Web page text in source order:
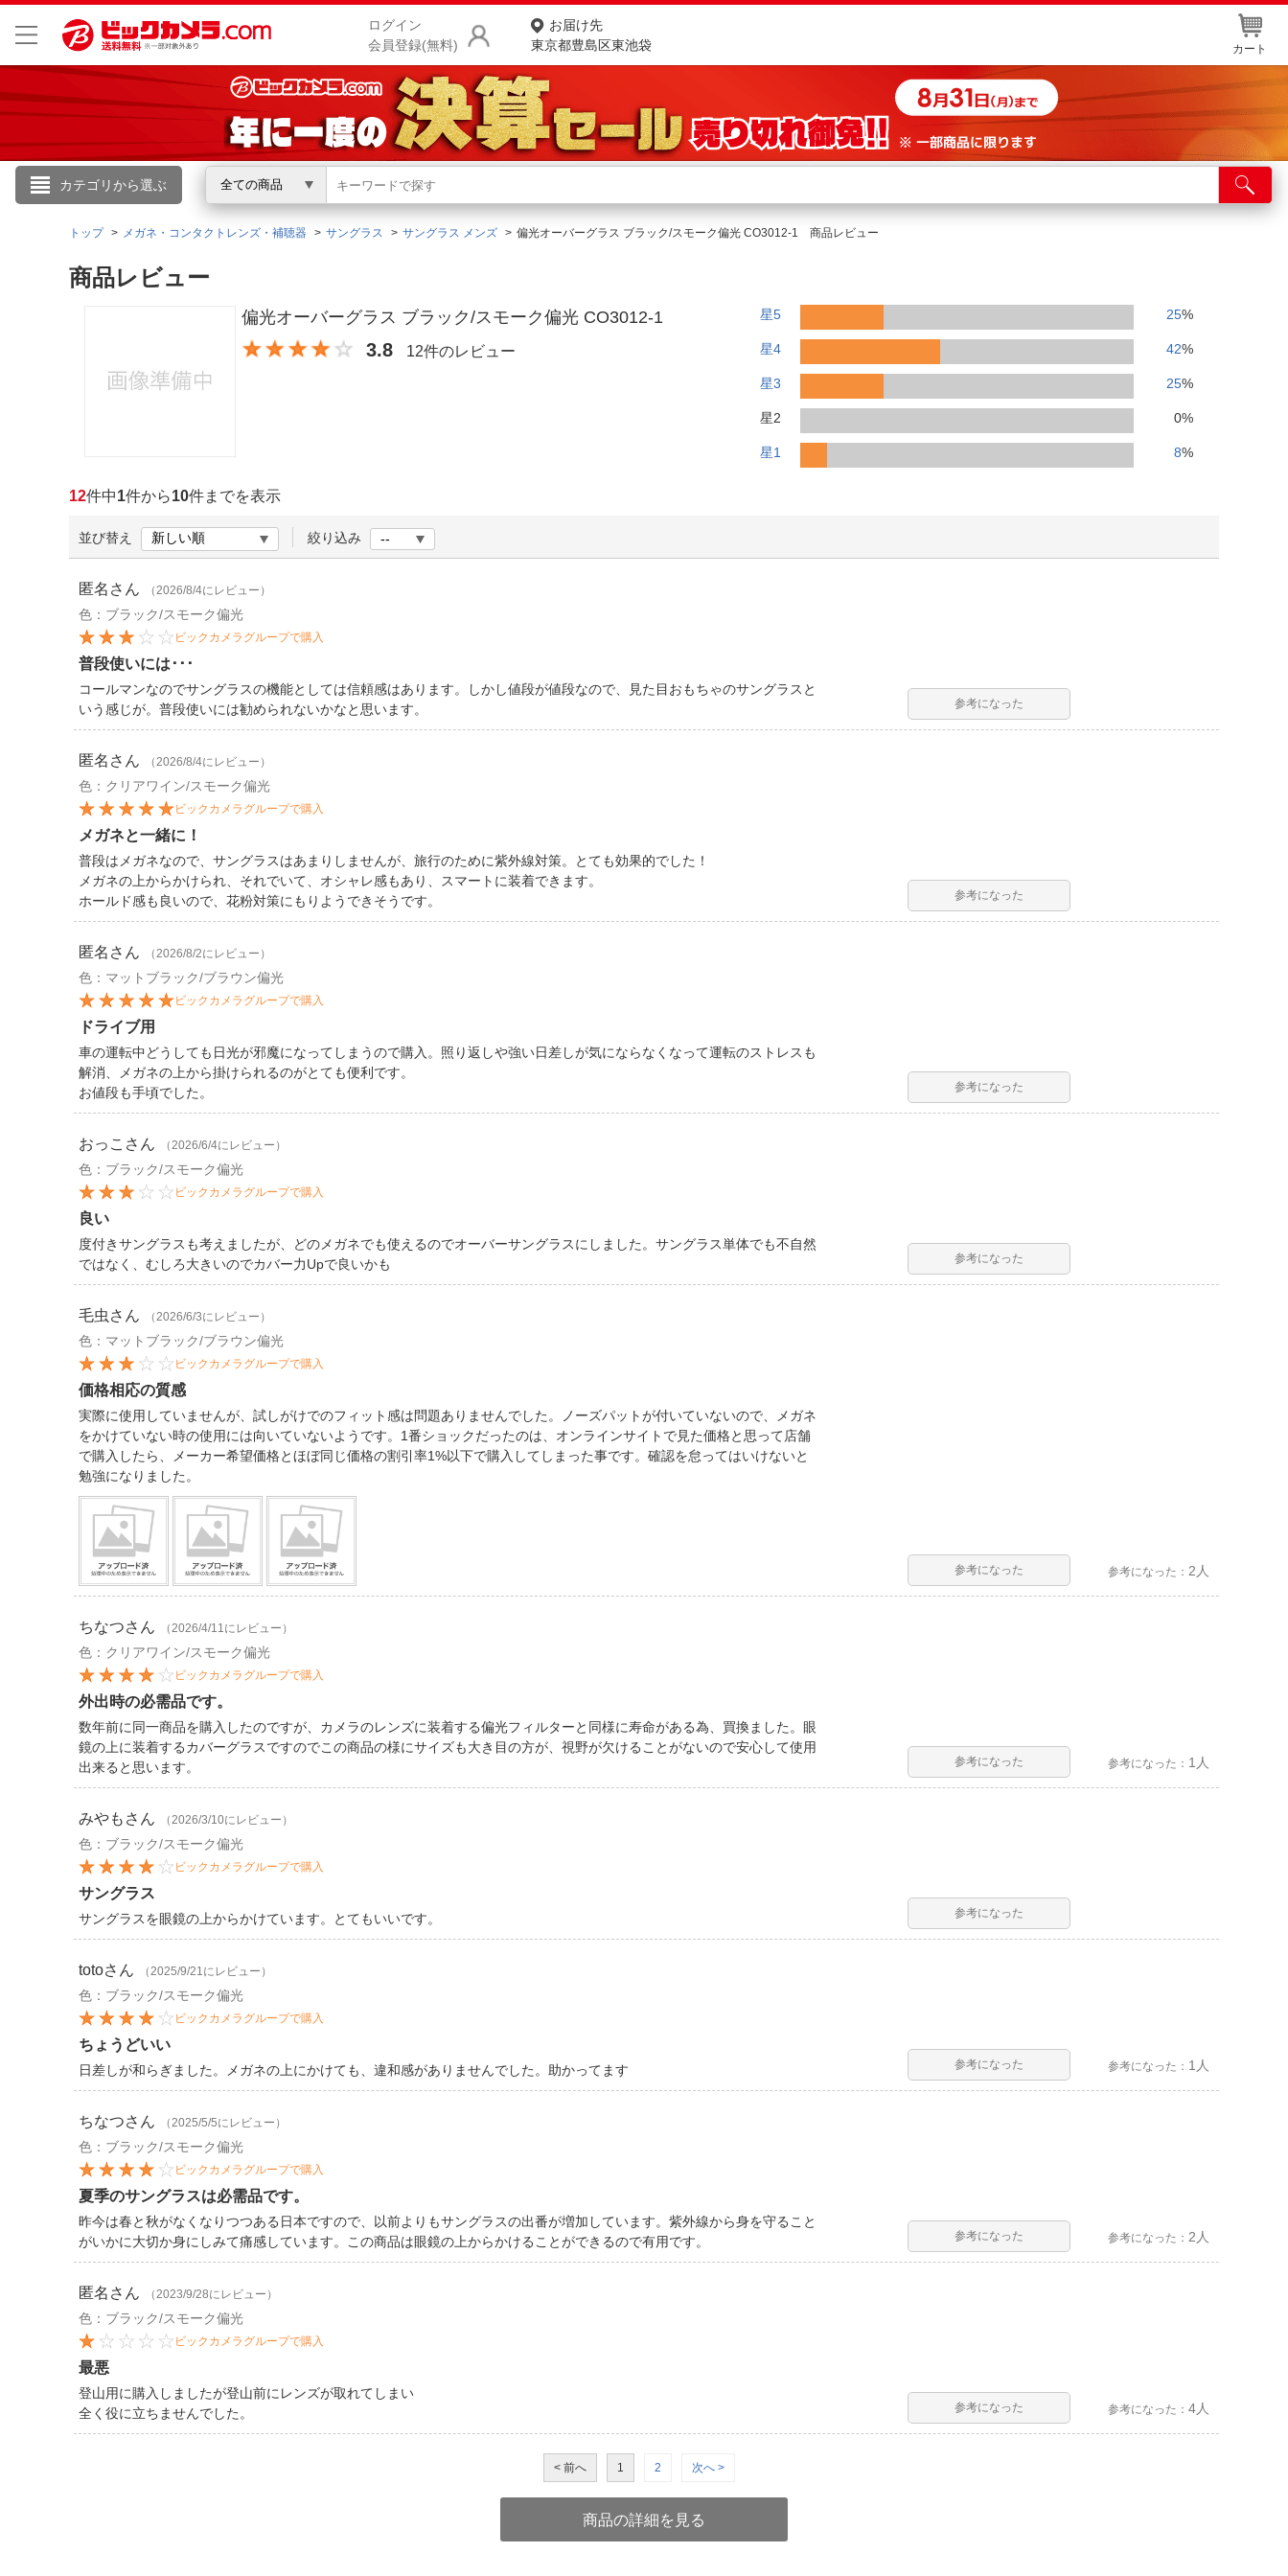
ログイン
会員登録(無料)
お届け先
東京都豊島区東池袋
カート
カテゴリから選ぶ 全ての商品
こんにちは
ログイン
新規会員登録
お買いもの履歴
お知らせ
商品をさがす
ランキングからさがす
お客様サポート
店舗サービス
ネット取り置き
法人窓口
IR情報
トップ メガネ・コンタクトレンズ・補聴器 サングラス サングラス メンズ 偏光オーバーグラス ブラック/スモーク偏光 CO3012-1 商品レビュー
商品レビュー
偏光オーバーグラス ブラック/スモーク偏光 CO3012-1
3.8 12件のレビュー
星5 25%
星4 42%
星3 25%
星2 0%
星1 8%
12件中1件から10件までを表示
並び替え 絞り込み
匿名 さん （2026/8/4にレビュー）
色：ブラック/スモーク偏光
ビックカメラグループで購入
普段使いには･･･
コールマンなのでサングラスの機能としては信頼感はあります。しかし値段が値段なので、見た目おもちゃのサングラスと
いう感じが。普段使いには勧められないかなと思います。
参考になった
匿名 さん （2026/8/4にレビュー）
色：クリアワイン/スモーク偏光
ビックカメラグループで購入
メガネと一緒に！
普段はメガネなので、サングラスはあまりしませんが、旅行のために紫外線対策。とても効果的でした！
メガネの上からかけられ、それでいて、オシャレ感もあり、スマートに装着できます。
ホールド感も良いので、花粉対策にもりようできそうです。
参考になった
匿名 さん （2026/8/2にレビュー）
色：マットブラック/ブラウン偏光
ビックカメラグループで購入
ドライブ用
車の運転中どうしても日光が邪魔になってしまうので購入。照り返しや強い日差しが気にならなくなって運転のストレスも
解消、メガネの上から掛けられるのがとても便利です。
お値段も手頃でした。
参考になった
おっこ さん （2026/6/4にレビュー）
色：ブラック/スモーク偏光
ビックカメラグループで購入
良い
度付きサングラスも考えましたが、どのメガネでも使えるのでオーバーサングラスにしました。サングラス単体でも不自然
ではなく、むしろ大きいのでカバー力Upで良いかも
参考になった
毛虫 さん （2026/6/3にレビュー）
色：マットブラック/ブラウン偏光
ビックカメラグループで購入
価格相応の質感
実際に使用していませんが、試しがけでのフィット感は問題ありませんでした。ノーズパットが付いていないので、メガネ
をかけていない時の使用には向いていないようです。1番ショックだったのは、オンラインサイトで見た価格と思って店舗
で購入したら、メーカー希望価格とほぼ同じ価格の割引率1%以下で購入してしまった事です。確認を怠ってはいけないと
勉強になりました。
参考になった 参考になった： 2人
ちなつさん （2026/4/11にレビュー）
色：クリアワイン/スモーク偏光
ビックカメラグループで購入
外出時の必需品です。
数年前に同一商品を購入したのですが、カメラのレンズに装着する偏光フィルターと同様に寿命がある為、買換ました。眼
鏡の上に装着するカバーグラスですのでこの商品の様にサイズも大き目の方が、視野が欠けることがないので安心して使用
出来ると思います。
参考になった 参考になった： 1人
みやも さん （2026/3/10にレビュー）
色：ブラック/スモーク偏光
ビックカメラグループで購入
サングラス
サングラスを眼鏡の上からかけています。とてもいいです。 参考になった
totoさん （2025/9/21にレビュー）
色：ブラック/スモーク偏光
ビックカメラグループで購入
ちょうどいい
日差しが和らぎました。メガネの上にかけても、違和感がありませんでした。助かってます 参考になった 参考になった： 1人
ちなつさん （2025/5/5にレビュー）
色：ブラック/スモーク偏光
ビックカメラグループで購入
夏季のサングラスは必需品です。
昨今は春と秋がなくなりつつある日本ですので、以前よりもサングラスの出番が増加しています。紫外線から身を守ること
がいかに大切か身にしみて痛感しています。この商品は眼鏡の上からかけることができるので有用です。
参考になった 参考になった： 2人
匿名 さん （2023/9/28にレビュー）
色：ブラック/スモーク偏光
ビックカメラグループで購入
最悪
登山用に購入しましたが登山前にレンズが取れてしまい
全く役に立ちませんでした。
参考になった 参考になった： 4人
< 前へ 1 2 次へ >
商品の詳細を見る